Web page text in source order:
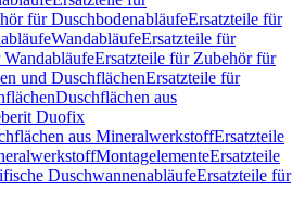
für DuschbodenabläufeErsatzteile für
WandabläufeErsatzteile für
Ersatzteile für Zubehör für
und DuschflächenErsatzteile für
Duschflächen aus
Duofix
aus MineralwerkstoffErsatzteile
MontagelementeErsatzteile
DuschwannenabläufeErsatzteile für